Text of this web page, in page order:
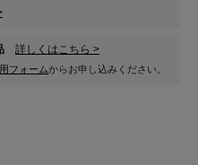
詳しくはこちら >
フォームからお申し込みください。